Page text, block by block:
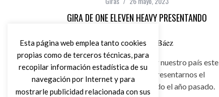
GIRA DE ONE ELEVEN HEAVY PRESENTANDO
por Carlos Pérez Báez
Gira de One Eleven Heavy por nuestro país este
mes de junio y julio para presentarnos el
sensacional “Poolside” lanzado el año pasado.
Esta página web emplea tanto cookies
propias como de terceros técnicas, para
recopilar información estadística de su
navegación por Internet y para
mostrarle publicidad relacionada con sus